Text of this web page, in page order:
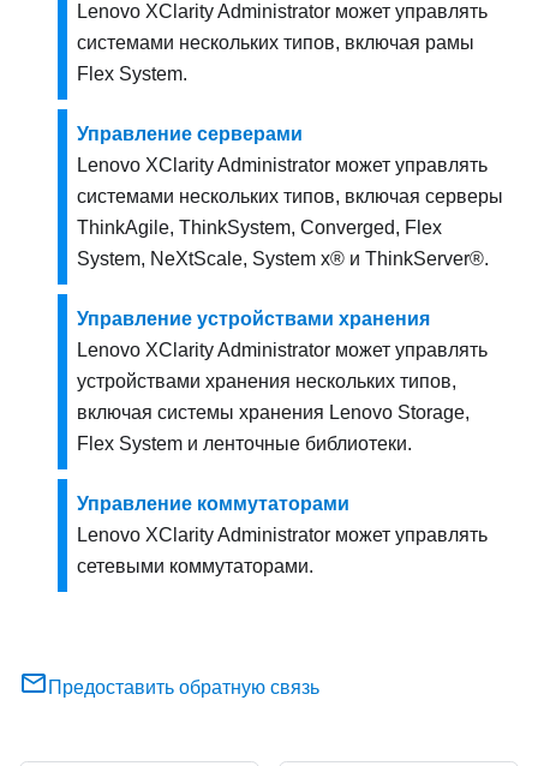
Lenovo XClarity Administrator может управлять
системами нескольких типов, включая рамы
Flex System.
Управление серверами
Lenovo XClarity Administrator может управлять
системами нескольких типов, включая серверы
ThinkAgile, ThinkSystem, Converged, Flex
System, NeXtScale, System x® и ThinkServer®.
Управление устройствами хранения
Lenovo XClarity Administrator может управлять
устройствами хранения нескольких типов,
включая системы хранения Lenovo Storage,
Flex System и ленточные библиотеки.
Управление коммутаторами
Lenovo XClarity Administrator может управлять
сетевыми коммутаторами.
Предоставить обратную связь